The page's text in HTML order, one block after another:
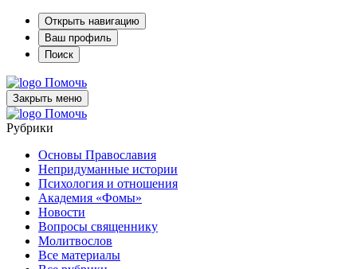
Открыть навигацию
Ваш профиль
Поиск
Помочь
Закрыть меню
Помочь
Рубрики
Основы Православия
Непридуманные истории
Психология и отношения
Академия «Фомы»
Новости
Вопросы священнику
Молитвослов
Все материалы